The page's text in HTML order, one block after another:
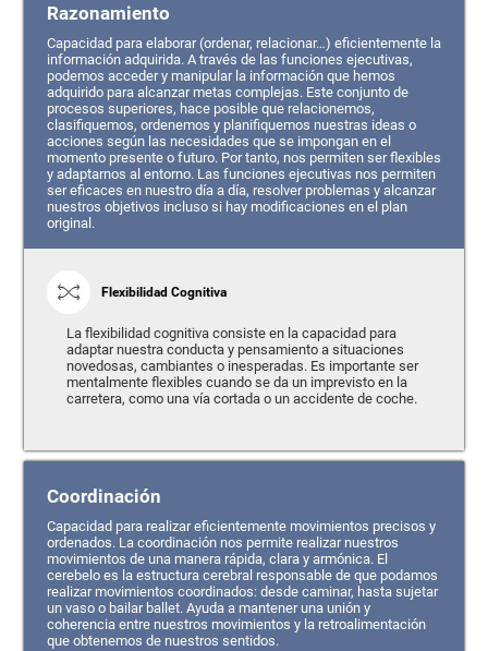
Razonamiento
Capacidad para elaborar (ordenar, relacionar…) eficientemente la
información adquirida. A través de las funciones ejecutivas,
podemos acceder y manipular la información que hemos
adquirido para alcanzar metas complejas. Este conjunto de
procesos superiores, hace posible que relacionemos,
clasifiquemos, ordenemos y planifiquemos nuestras ideas o
acciones según las necesidades que se impongan en el
momento presente o futuro. Por tanto, nos permiten ser flexibles
y adaptarnos al entorno. Las funciones ejecutivas nos permiten
ser eficaces en nuestro día a día, resolver problemas y alcanzar
nuestros objetivos incluso si hay modificaciones en el plan
original.
Flexibilidad Cognitiva
La flexibilidad cognitiva consiste en la capacidad para
adaptar nuestra conducta y pensamiento a situaciones
novedosas, cambiantes o inesperadas. Es importante ser
mentalmente flexibles cuando se da un imprevisto en la
carretera, como una vía cortada o un accidente de coche.
Coordinación
Capacidad para realizar eficientemente movimientos precisos y
ordenados. La coordinación nos permite realizar nuestros
movimientos de una manera rápida, clara y armónica. El
cerebelo es la estructura cerebral responsable de que podamos
realizar movimientos coordinados: desde caminar, hasta sujetar
un vaso o bailar ballet. Ayuda a mantener una unión y
coherencia entre nuestros movimientos y la retroalimentación
que obtenemos de nuestros sentidos.